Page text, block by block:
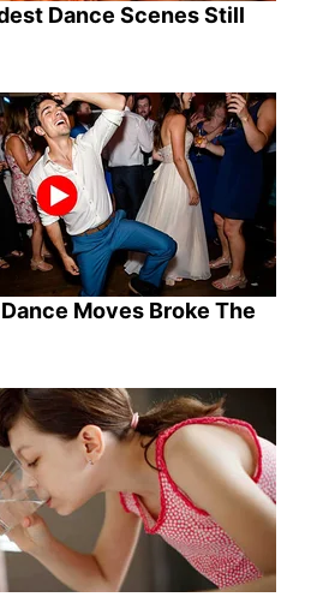
Dance Scenes Still
Moves Broke The